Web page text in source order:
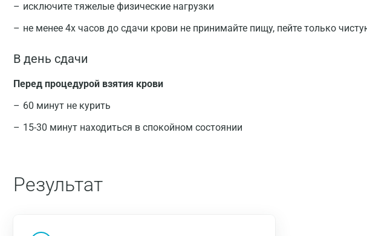
исключите тяжелые физические нагрузки
не менее 4х часов до сдачи крови не принимайте пищу, пейте только
В день сдачи
Перед процедурой взятия крови
60 минут не курить
15-30 минут находиться в спокойном состоянии
Результат